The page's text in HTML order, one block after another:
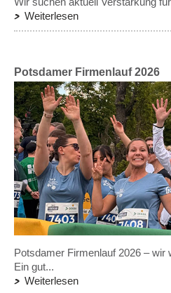
Weiterlesen
Potsdamer Firmenlauf 2026
Potsdamer Firmenlauf 2026 – wir
Ein gut...
Weiterlesen